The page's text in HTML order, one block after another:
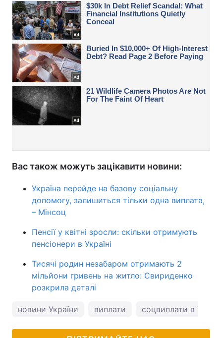
Вас також можуть зацікавити новини:
Україна перейде на базову соціальну
допомогу, залишиться тільки одна виплата,
– Мінсоц
Пенсії у квітні зросли: скільки отримують
пенсіонери в Україні
Тисячі родин незабаром отримають 2
мільйони гривень на житло: Свириденко
розкрила деталі
новини України виплати соцвиплати в